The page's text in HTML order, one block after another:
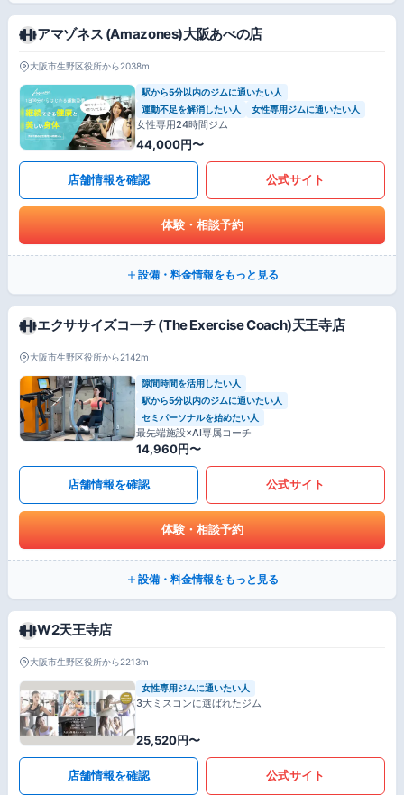
アマゾネス (Amazones)大阪あべの店
大阪市生野区役所から2038m
駅から5分以内のジムに通いたい人
運動不足を解消したい人
女性専用ジムに通いたい人
女性専用24時間ジム
44,000円〜
店舗情報を確認 公式サイト
体験・相談予約
設備・料金情報をもっと見る
エクササイズコーチ (The Exercise Coach)天王寺店
大阪市生野区役所から2142m
隙間時間を活用したい人
駅から5分以内のジムに通いたい人
セミパーソナルを始めたい人
最先端施設×AI専属コーチ
14,960円〜
店舗情報を確認 公式サイト
体験・相談予約
設備・料金情報をもっと見る
W2天王寺店
大阪市生野区役所から2213m
女性専用ジムに通いたい人
3大ミスコンに選ばれたジム
25,520円〜
店舗情報を確認 公式サイト